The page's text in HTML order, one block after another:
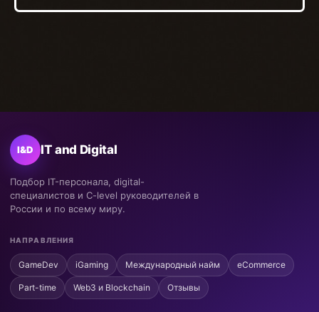
I&D IT and Digital
Подбор IT-персонала, digital-
специалистов и C-level руководителей в
России и по всему миру.
НАПРАВЛЕНИЯ
GameDev iGaming Международный найм eCommerce
Part-time Web3 и Blockchain Отзывы